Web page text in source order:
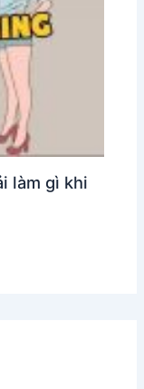
làm gì khi